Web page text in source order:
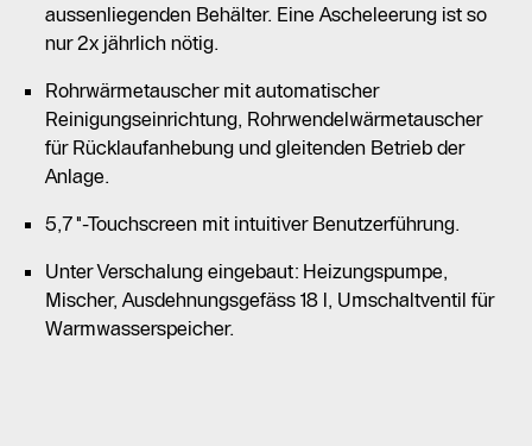
aussenliegenden Behälter. Eine Ascheleerung ist so
nur 2x jährlich nötig.
Rohrwärmetauscher mit automatischer
Reinigungseinrichtung, Rohrwendelwärmetauscher
für Rücklaufanhebung und gleitenden Betrieb der
Anlage.
5,7"-Touchscreen mit intuitiver Benutzerführung.
Unter Verschalung eingebaut: Heizungspumpe,
Mischer, Ausdehnungsgefäss 18 l, Umschaltventil für
Warmwasserspeicher.